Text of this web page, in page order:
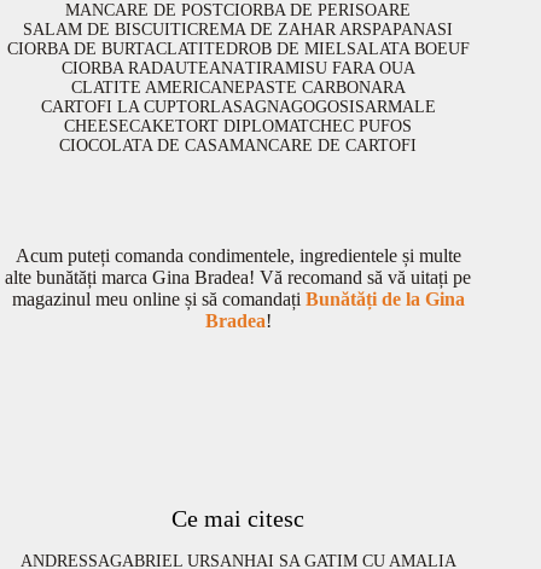
MANCARE DE POSTCIORBA DE PERISOARE
SALAM DE BISCUITICREMA DE ZAHAR ARSPAPANASI
CIORBA DE BURTACLATITEDROB DE MIELSALATA BOEUF
CIORBA RADAUTEANATIRAMISU FARA OUA
CLATITE AMERICANEPASTE CARBONARA
CARTOFI LA CUPTORLASAGNAGOGOSISARMALE
CHEESECAKETORT DIPLOMATCHEC PUFOS
CIOCOLATA DE CASAMANCARE DE CARTOFI
Acum puteți comanda condimentele, ingredientele și multe
alte bunătăți marca Gina Bradea! Vă recomand să vă uitați pe
magazinul meu online și să comandați Bunătăți de la Gina
Bradea!
Ce mai citesc
ANDRESSAGABRIEL URSANHAI SA GATIM CU AMALIA